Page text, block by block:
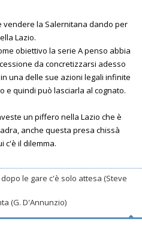
vendere la Salernitana dando per
Lazio.
obiettivo la serie A penso abbia
da concretizzarsi adesso
una delle sue azioni legali infinite
e quindi può lasciarla al cognato.
un piffero nella Lazio che è
anche questa presa chissà
c'è il dilemma.
le gare c'è solo attesa (Steve
(G. D'Annunzio)